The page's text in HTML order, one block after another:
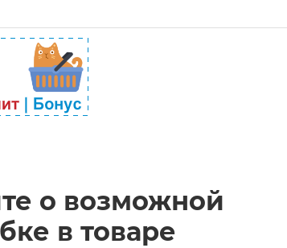
о возможной
в товаре